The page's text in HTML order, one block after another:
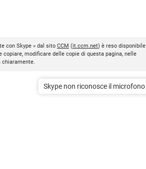
con Skype » dal sito CCM (it.ccm.net) è reso disponibile
copiare, modificare delle copie di questa pagina, nelle
chiaramente.
Skype non riconosce il microfono